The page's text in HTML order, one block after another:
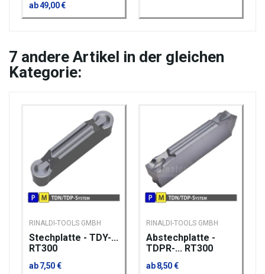
ab 49,00 €
7 andere Artikel in der gleichen
Kategorie:
RINALDI-TOOLS GMBH
Stechplatte - TDY-...
RT300
ab 7,50 €
RINALDI-TOOLS GMBH
Abstechplatte -
TDPR-... RT300
ab 8,50 €